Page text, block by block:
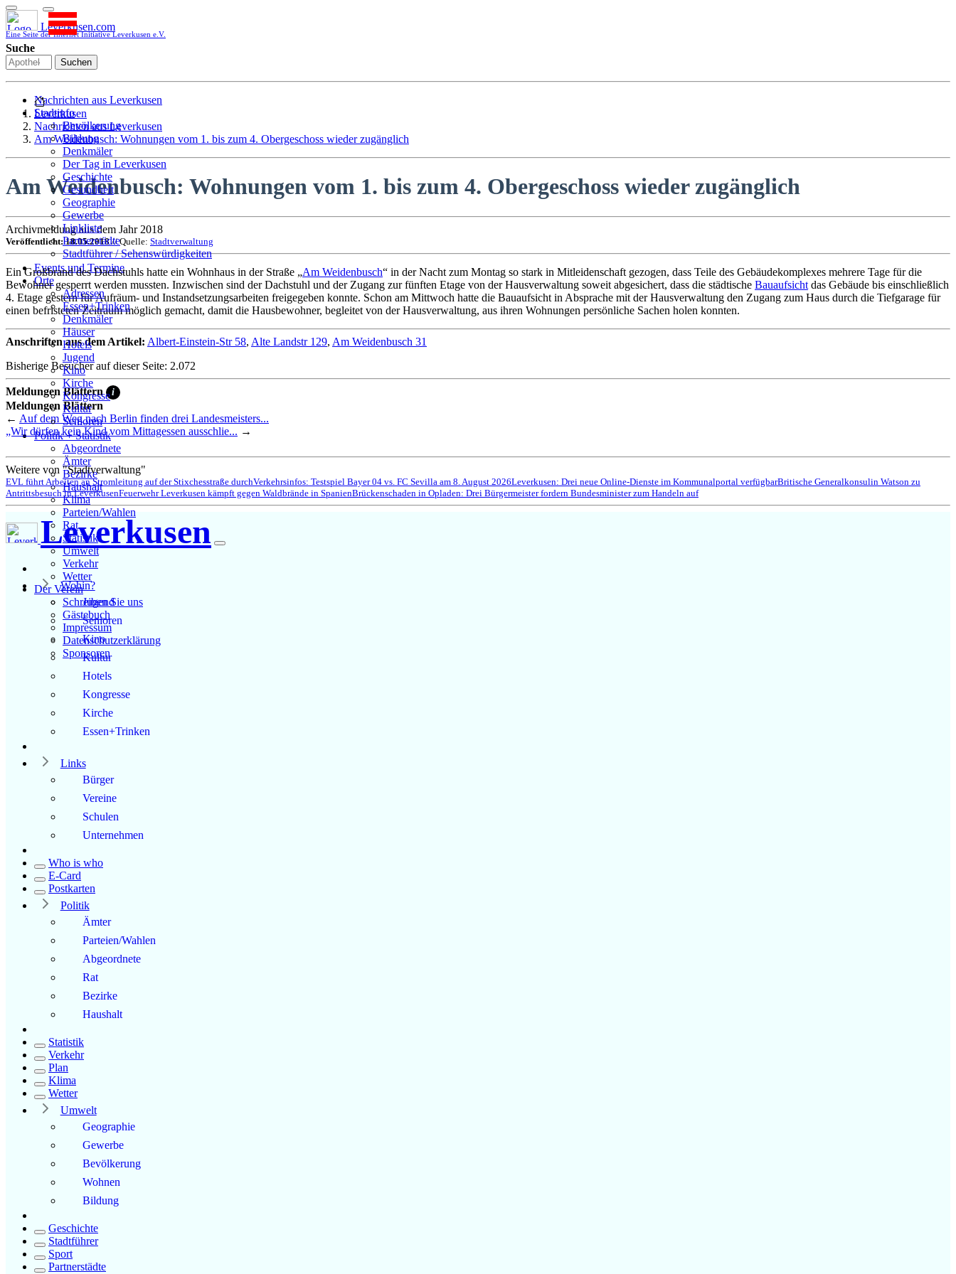
Leverkusen.com
Eine Seite der Internet Initiative Leverkusen e.V.
Suche
Suchen
Nachrichten aus Leverkusen
Stadtinfo
Bevölkerung
Bildung
Denkmäler
Der Tag in Leverkusen
Geschichte
Gesundheit
Geographie
Gewerbe
Linkliste
Partnerstädte
Stadtführer / Sehenswürdigkeiten
Stadtplan
Stadtteile
Sport
Who is who
Wohnen
Events und Termine
Orte
Adressen
Essen+Trinken
Denkmäler
Häuser
Hotels
Jugend
Kino
Kirche
Kongresse
Kultur
Senioren
Stadtführer
Straßen
Politik + Statistik
Abgeordnete
Ämter
Bezirke
Haushalt
Klima
Parteien/Wahlen
Rat
Statistik
Umwelt
Verkehr
Wetter
Der Verein
Schreiben Sie uns
Gästebuch
Impressum
Datenschutzerklärung
Sponsoren
Leverkusen
Nachrichten aus Leverkusen
Am Weidenbusch: Wohnungen vom 1. bis zum 4. Obergeschoss wieder zugänglich
Am Weidenbusch: Wohnungen vom 1. bis zum 4. Obergeschoss wieder zugänglich
Archivmeldung aus dem Jahr 2018
Veröffentlicht: 18.05.2018// Quelle: Stadtverwaltung
Ein Großbrand des Dachstuhls hatte ein Wohnhaus in der Straße „Am Weidenbusch“ in der Nacht zum Montag so stark in Mitleidenschaft gezogen, dass Teile des Gebäudekomplexes mehrere Tage für die
Bewohner gesperrt werden mussten. Inzwischen sind der Dachstuhl und der Zugang zur fünften Etage von der Hausverwaltung soweit abgesichert, dass die städtische Bauaufsicht das Gebäude bis einschließlich
4. Etage gestern für Aufräum- und Instandsetzungsarbeiten freigegeben konnte. Schon am Mittwoch hatte die Bauaufsicht in Absprache mit der Hausverwaltung den Zugang zum Haus durch die Tiefgarage für
einen befristeten Zeitraum möglich gemacht, damit die Hausbewohner, begleitet von der Hausverwaltung, aus ihren Wohnungen persönliche Sachen holen konnten.
Anschriften aus dem Artikel: Albert-Einstein-Str 58, Alte Landstr 129, Am Weidenbusch 31
Bisherige Besucher auf dieser Seite: 2.072
Meldungen Blättern i
Meldungen Blättern
← Auf dem Weg nach Berlin finden drei Landesmeisters...
„Wir dürfen kein Kind vom Mittagessen ausschlie... →
Weitere von "Stadtverwaltung"
EVL führt Arbeiten an Stromleitung auf der Stixchesstraße durchVerkehrsinfos: Testspiel Bayer 04 vs. FC Sevilla am 8. August 2026Leverkusen: Drei neue Online-Dienste im Kommunalportal verfügbarBritische Generalkonsulin Watson zu
Antrittsbesuch in LeverkusenFeuerwehr Leverkusen kämpft gegen Waldbrände in SpanienBrückenschaden in Opladen: Drei Bürgermeister fordern Bundesminister zum Handeln auf
Leverkusen
Wohin?
Jugend
Senioren
Kino
Kultur
Hotels
Kongresse
Kirche
Essen+Trinken
Links
Bürger
Vereine
Schulen
Unternehmen
Who is who
E-Card
Postkarten
Politik
Ämter
Parteien/Wahlen
Abgeordnete
Rat
Bezirke
Haushalt
Statistik
Verkehr
Plan
Klima
Wetter
Umwelt
Geographie
Gewerbe
Bevölkerung
Wohnen
Bildung
Geschichte
Stadtführer
Sport
Partnerstädte